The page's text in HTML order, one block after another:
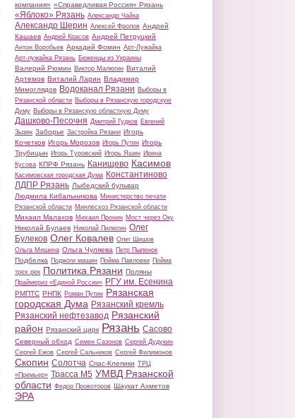
компания» «Справедливая Россия» Рязань
«Яблоко» Рязань Александр Чайка
Александр Шерин Алексей Фролов Андрей
Кашаев Андрей Красов Андрей Петруцкий
Антон Воробьев Аркадий Фомин Арт-Лужайка
Арт-лужайка Рязань Беженцы из Украины
Валерий Рюмин Виктор Малюгин Виталий
Артемов Виталий Ларин Владимир
Мимоглядов Водоканал Рязани Выборы в
Рязанской области Выборы в Рязанскую городскую
Думу Выборы в Рязанскую областную Думу
Дашково-Песочня Дмитрий Гудков Евгений
Зызин Заборье Застройка Рязани Игорь
Кочетков Игорь Морозов Игорь Путин Игорь
Трубицын Игорь Туровский Игорь Яшин Ирина
Кусова КПРФ Рязань Канищево Касимов
Касимовская городская Дума Константиново
ЛДПР Рязань Лыбедский бульвар
Людмила Кибальникова Министерство печати
Рязанской области Минлесхоз Рязанской области
Михаил Малахов Михаил Пронин Мост через Оку
Николай Булаев Николай Пилюгин Олег
Булеков Олег Ковалев Олег Шишов
Ольга Мишина Ольга Чуляева Петр Пыленок
Подбелка Поджоги машин Пойма Павловки Пойма
трех рек Политика Рязани Поляны
Праймериз «Единой России» РГУ им. Есенина
РМПТС РНПК Роман Путин Рязанская
городская Дума Рязанский кремль
Рязанский нефтезавод Рязанский
район Рязанский цирк Рязань Сасово
Северный обход Семен Сазонов Сергей Дудукин
Сергей Ежов Сергей Сальников Сергей Филимонов
Скопин Солотча Спас-Клепики ТРЦ
«Премьер» Трасса М5 УМВД Рязанской
области Федор Провоторов Шаукат Ахметов
ЭРА